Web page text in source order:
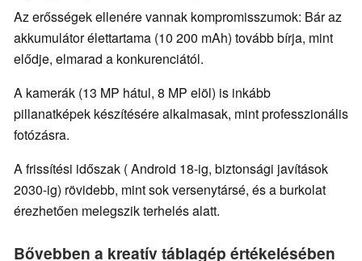
Az erősségek ellenére vannak kompromisszumok: Bár az
akkumulátor élettartama (10 200 mAh) tovább bírja, mint
elődje, elmarad a konkurenciától.
A kamerák (13 MP hátul, 8 MP elöl) is inkább
pillanatképek készítésére alkalmasak, mint professzionális
fotózásra.
A frissítési időszak ( Android 18-ig, biztonsági javítások
2030-ig) rövidebb, mint sok versenytársé, és a burkolat
érezhetően melegszik terhelés alatt.
Bővebben a kreatív táblagép értékelésében